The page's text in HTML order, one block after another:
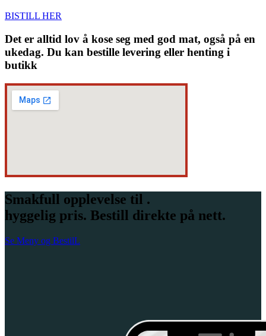
BISTILL HER
Det er alltid lov å kose seg med god mat, også på en
ukedag. Du kan bestille levering eller henting i
butikk
Smakfull opplevelse til .
hyggelig pris. Bestill direkte på nett.
Se Meny og BestilL